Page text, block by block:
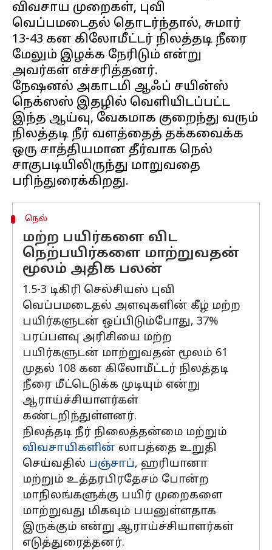
விவசாய முறைகள், புவி
வெப்பமடைதல் தொடர்ந்தால், சுமார்
13-43 கன கிலோமீட்டர் நிலத்தடி நீரை
மேலும் இழக்க நேரிடும் என்று
அவர்கள் எச்சரித்தனர்.
நேஷனல் அகாடமி ஆஃப் சயின்ஸ்
நெக்ஸஸ் இதழில் வெளியிடப்பட்ட
இந்த ஆய்வு, வேகமாக குறைந்து வரும்
நிலத்தடி நீர் வளத்தைத் தக்கவைக்க
ஒரு சாத்தியமான தீர்வாக நெல்
சாகுபடியிலிருந்து மாறுவதை
நெல்
மற்ற பயிர்களை விட
நெற்பயிர்களை மாற்றுவதன்
மூலம் அதிக பலன்
1.5-3 டிகிரி செல்சியஸ் புவி
வெப்பமடைதல் அளவுகளின் கீழ் மற்ற
பயிர்களுடன் ஒப்பிடும்போது, ​​37%
பரப்பளவு அரிசியை மற்ற
பயிர்களுடன் மாற்றுவதன் மூலம் 61
முதல் 108 கன கிலோமீட்டர் நிலத்தடி
நீரை மீட்டெடுக்க முடியும் என்று
ஆராய்ச்சியாளர்கள்
கண்டறிந்துள்ளனர்.
நிலத்தடி நீர் நிலைத்தன்மை மற்றும்
விவசாயிகளின் லாபத்தை உறுதி
செய்வதில் பஞ்சாப், ஹரியானா
மற்றும் உத்தரபிரதேசம் போன்ற
மாநிலங்களுக்கு பயிர் முறைகளை
மாற்றுவது மிகவும் பயனுள்ளதாக
இருக்கும் என்று ஆராய்ச்சியாளர்கள்
எடுத்துரைத்தனர்.